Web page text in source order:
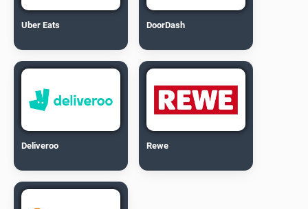
Uber Eats DoorDash
Deliveroo Rewe